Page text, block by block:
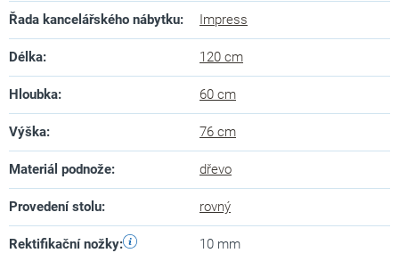
Řada kancelářského nábytku: Impress
Délka: 120 cm
Hloubka: 60 cm
Výška: 76 cm
Materiál podnože: dřevo
Provedení stolu: rovný
Rektifikační nožky: 10 mm